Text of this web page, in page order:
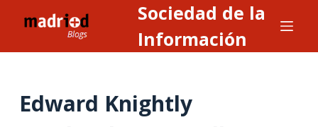
l
Sociedad de la
Información
Edward Knightly